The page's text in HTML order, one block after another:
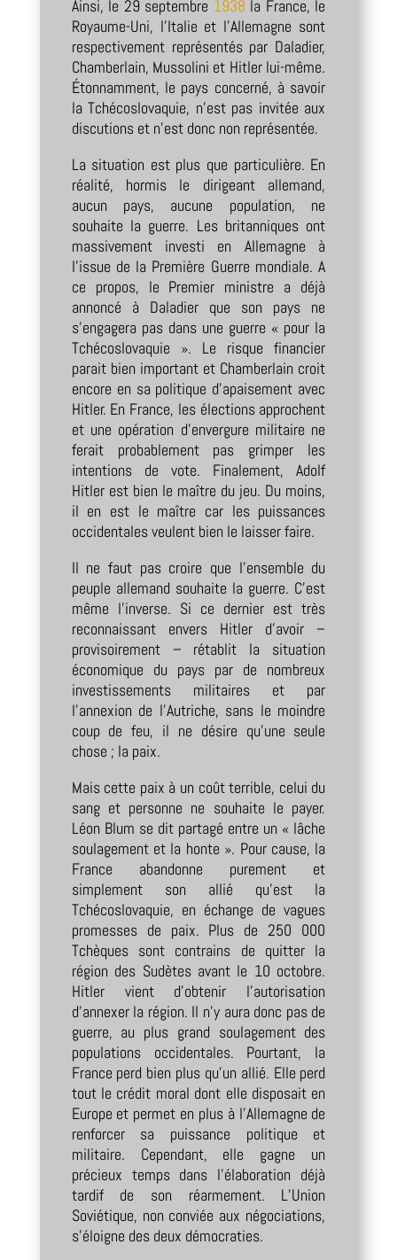
Ainsi, le 29 septembre 1938 la France, le
Royaume-Uni, l’Italie et l’Allemagne sont
respectivement représentés par Daladier,
Chamberlain, Mussolini et Hitler lui-même.
Étonnamment, le pays concerné, à savoir
la Tchécoslovaquie, n’est pas invitée aux
discutions et n’est donc non représentée.
La situation est plus que particulière. En
réalité, hormis le dirigeant allemand,
aucun pays, aucune population, ne
souhaite la guerre. Les britanniques ont
massivement investi en Allemagne à
l’issue de la Première Guerre mondiale. A
ce propos, le Premier ministre a déjà
annoncé à Daladier que son pays ne
s’engagera pas dans une guerre « pour la
Tchécoslovaquie ». Le risque financier
parait bien important et Chamberlain croit
encore en sa politique d’apaisement avec
Hitler. En France, les élections approchent
et une opération d’envergure militaire ne
ferait probablement pas grimper les
intentions de vote. Finalement, Adolf
Hitler est bien le maître du jeu. Du moins,
il en est le maître car les puissances
occidentales veulent bien le laisser faire.
Il ne faut pas croire que l’ensemble du
peuple allemand souhaite la guerre. C’est
même l’inverse. Si ce dernier est très
reconnaissant envers Hitler d’avoir –
provisoirement – rétablit la situation
économique du pays par de nombreux
investissements militaires et par
l’annexion de l’Autriche, sans le moindre
coup de feu, il ne désire qu’une seule
chose ; la paix.
Mais cette paix à un coût terrible, celui du
sang et personne ne souhaite le payer.
Léon Blum se dit partagé entre un « lâche
soulagement et la honte ». Pour cause, la
France abandonne purement et
simplement son allié qu’est la
Tchécoslovaquie, en échange de vagues
promesses de paix. Plus de 250 000
Tchèques sont contrains de quitter la
région des Sudètes avant le 10 octobre.
Hitler vient d’obtenir l’autorisation
d’annexer la région. Il n’y aura donc pas de
guerre, au plus grand soulagement des
populations occidentales. Pourtant, la
France perd bien plus qu’un allié. Elle perd
tout le crédit moral dont elle disposait en
Europe et permet en plus à l’Allemagne de
renforcer sa puissance politique et
militaire. Cependant, elle gagne un
précieux temps dans l’élaboration déjà
tardif de son réarmement. L’Union
Soviétique, non conviée aux négociations,
s’éloigne des deux démocraties.